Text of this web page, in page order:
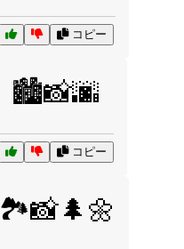
コピー
🏙️📸🌆
コピー
🏞️📸🌲🌼